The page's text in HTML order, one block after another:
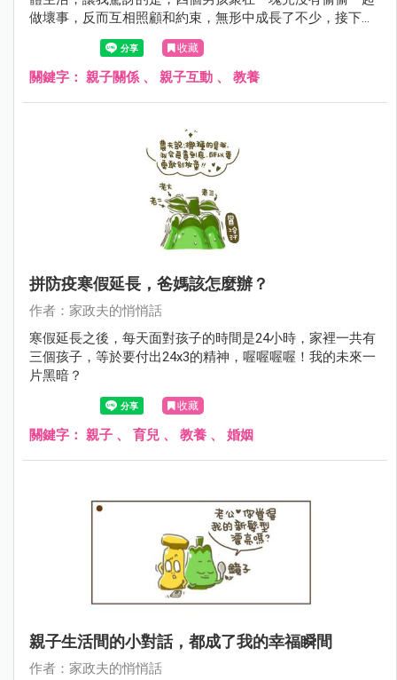
做壞事，反而互相照顧和約束，無形中成長了不少，接下來
就讓我用文字和影片來介紹孩子的寒假生活。
收藏
關鍵字： 親子關係 、 親子互動 、 教養
拼防疫寒假延長，爸媽該怎麼辦？
作者：家政夫的悄悄話
寒假延長之後，每天面對孩子的時間是24小時，家裡一共有
三個孩子，等於要付出24x3的精神，喔喔喔喔！我的未來一
片黑暗？
收藏
關鍵字： 親子 、 育兒 、 教養 、 婚姻
親子生活間的小對話，都成了我的幸福瞬間
作者：家政夫的悄悄話